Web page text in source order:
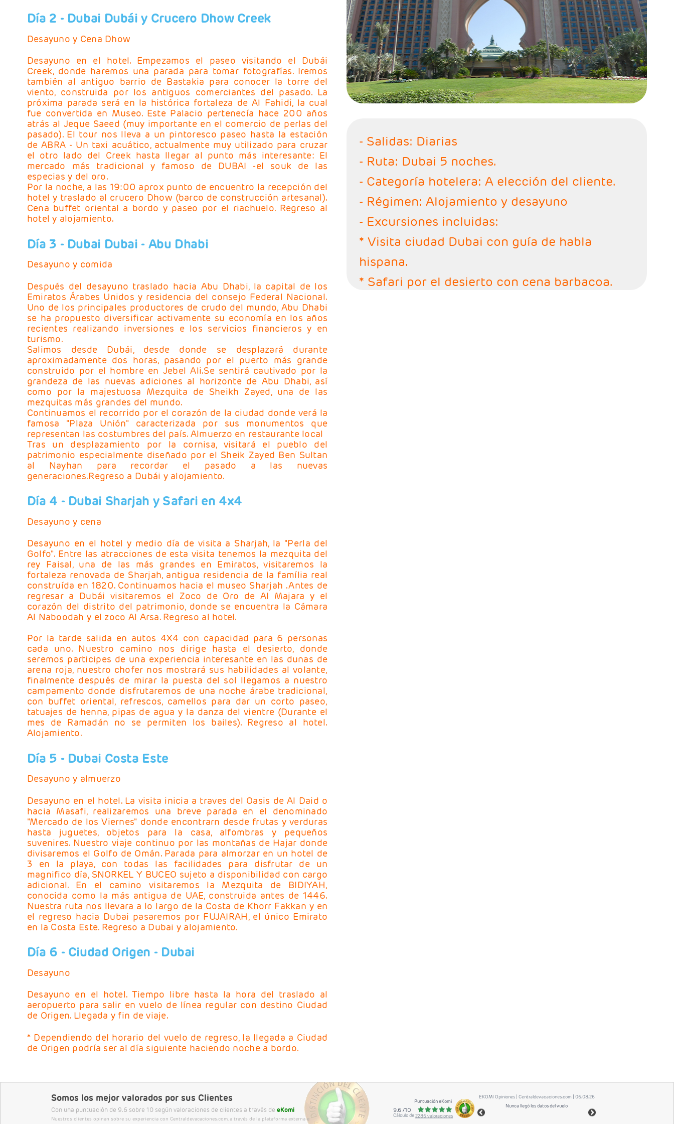
Día 2 - Dubai Dubái y Crucero Dhow Creek
Desayuno y Cena Dhow
Desayuno en el hotel. Empezamos el paseo visitando el Dubái
Creek, donde haremos una parada para tomar fotografías. Iremos
también al antiguo barrio de Bastakia para conocer la torre del
viento, construida por los antiguos comerciantes del pasado. La
próxima parada será en la histórica fortaleza de Al Fahidi, la cual
fue convertida en Museo. Este Palacio pertenecía hace 200 años
atrás al Jeque Saeed (muy importante en el comercio de perlas del
pasado). El tour nos lleva a un pintoresco paseo hasta la estación
de ABRA - Un taxi acuático, actualmente muy utilizado para cruzar
el otro lado del Creek hasta llegar al punto más interesante: El
mercado más tradicional y famoso de DUBAI -el souk de las
especias y del oro.
Por la noche, a las 19:00 aprox punto de encuentro la recepción del
hotel y traslado al crucero Dhow (barco de construcción artesanal).
Cena buffet oriental a bordo y paseo por el riachuelo. Regreso al
hotel y alojamiento.
Día 3 - Dubai Dubai - Abu Dhabi
Desayuno y comida
Después del desayuno traslado hacia Abu Dhabi, la capital de los
Emiratos Árabes Unidos y residencia del consejo Federal Nacional.
Uno de los principales productores de crudo del mundo, Abu Dhabi
se ha propuesto diversificar activamente su economía en los años
recientes realizando inversiones e los servicios financieros y en
turismo.
Salimos desde Dubái, desde donde se desplazará durante
aproximadamente dos horas, pasando por el puerto más grande
construido por el hombre en Jebel Ali.Se sentirá cautivado por la
grandeza de las nuevas adiciones al horizonte de Abu Dhabi, así
como por la majestuosa Mezquita de Sheikh Zayed, una de las
mezquitas más grandes del mundo.
Continuamos el recorrido por el corazón de la ciudad donde verá la
famosa "Plaza Unión" caracterizada por sus monumentos que
representan las costumbres del país. Almuerzo en restaurante local
Tras un desplazamiento por la cornisa, visitará el pueblo del
patrimonio especialmente diseñado por el Sheik Zayed Ben Sultan
al Nayhan para recordar el pasado a las nuevas
generaciones.Regreso a Dubái y alojamiento.
Día 4 - Dubai Sharjah y Safari en 4x4
Desayuno y cena
Desayuno en el hotel y medio día de visita a Sharjah, la "Perla del
Golfo". Entre las atracciones de esta visita tenemos la mezquita del
rey Faisal, una de las más grandes en Emiratos, visitaremos la
fortaleza renovada de Sharjah, antigua residencia de la família real
construída en 1820. Continuamos hacia el museo Sharjah .Antes de
regresar a Dubái visitaremos el Zoco de Oro de Al Majara y el
corazón del distrito del patrimonio, donde se encuentra la Cámara
Al Naboodah y el zoco Al Arsa. Regreso al hotel.
Por la tarde salida en autos 4X4 con capacidad para 6 personas
cada uno. Nuestro camino nos dirige hasta el desierto, donde
seremos participes de una experiencia interesante en las dunas de
arena roja, nuestro chofer nos mostrará sus habilidades al volante,
finalmente después de mirar la puesta del sol llegamos a nuestro
campamento donde disfrutaremos de una noche árabe tradicional,
con buffet oriental, refrescos, camellos para dar un corto paseo,
tatuajes de henna, pipas de agua y la danza del vientre (Durante el
mes de Ramadán no se permiten los bailes). Regreso al hotel.
Alojamiento.
Día 5 - Dubai Costa Este
Desayuno y almuerzo
Desayuno en el hotel. La visita inicia a traves del Oasis de Al Daid o
hacia Masafi, realizaremos una breve parada en el denominado
"Mercado de los Viernes" donde encontrarn desde frutas y verduras
hasta juguetes, objetos para la casa, alfombras y pequeños
suvenires. Nuestro viaje continuo por las montañas de Hajar donde
divisaremos el Golfo de Omán. Parada para almorzar en un hotel de
3 en la playa, con todas las facilidades para disfrutar de un
magnifico día, SNORKEL Y BUCEO sujeto a disponibilidad con cargo
adicional. En el camino visitaremos la Mezquita de BIDIYAH,
conocida como la más antigua de UAE, construida antes de 1446.
Nuestra ruta nos llevara a lo largo de la Costa de Khorr Fakkan y en
el regreso hacia Dubai pasaremos por FUJAIRAH, el único Emirato
en la Costa Este. Regreso a Dubai y alojamiento.
Día 6 - Ciudad Origen - Dubai
Desayuno
Desayuno en el hotel. Tiempo libre hasta la hora del traslado al
aeropuerto para salir en vuelo de línea regular con destino Ciudad
de Origen. Llegada y fin de viaje.
* Dependiendo del horario del vuelo de regreso, la llegada a Ciudad
de Origen podría ser al día siguiente haciendo noche a bordo.
- Salidas: Diarias
- Ruta: Dubai 5 noches.
- Categoría hotelera: A elección del cliente.
- Régimen: Alojamiento y desayuno
- Excursiones incluidas:
* Visita ciudad Dubai con guía de habla
hispana.
* Safari por el desierto con cena barbacoa.
Somos los mejor valorados por sus Clientes
Con una puntuación de 9.6 sobre 10 según valoraciones de clientes a través de eKomi
Nuestros clientes opinan sobre su experiencia con Centraldevacaciones.com, a través de la plataforma externa e
Puntuación eKomi
9.6/10
Cálculo de2286valoraciones
EKOMI Opiniones | Centraldevacaciones.com | 06.08.26
Nunca llegó los datos del vuelo